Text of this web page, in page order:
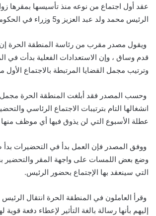
عقد أول اجتماع من نوعه منذ تأسيسها بمقرها
الرئيس محمد ولد عبد العزيز و5 وزراء في الحكومة.
ويقول مصدر مقرب من رئاسة المنطقة الحرة
قدم وساق ، وإن الاستعدادات الفعلية بدأت في
وترتيب مجمل القضايا المرتبطة بالاجتماع الأول
وحسب المصدر فقد أبلغت المنطقة الحرة مجمل
انشغالها التام بترتيبات الاجتماع الرئاسي
عطلة الأسبوع التي لن يذوق فيها أي موظف
ووفق المصدر فإن العمل بدأ في التحضيرات
وضع بعض اللمسات على واجهة المقر والتحضير
التي سينعقد بها الإجتماع بحضور الرئيس.
وقرأ العاملون في المنطقة الحرة انتقال
إليهم بأنها رسالة بالغة التأثير لإعطاء دفعة قوية